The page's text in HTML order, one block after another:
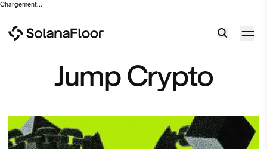
Chargement...
Jump Crypto